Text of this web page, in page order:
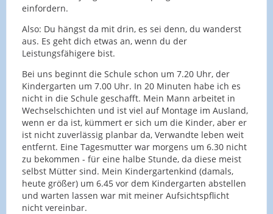
einfordern.
Also: Du hängst da mit drin, es sei denn, du wanderst
aus. Es geht dich etwas an, wenn du der
Leistungsfähigere bist.
Bei uns beginnt die Schule schon um 7.20 Uhr, der
Kindergarten um 7.00 Uhr. In 20 Minuten habe ich es
nicht in die Schule geschafft. Mein Mann arbeitet in
Wechselschichten und ist viel auf Montage im Ausland,
wenn er da ist, kümmert er sich um die Kinder, aber er
ist nicht zuverlässig planbar da, Verwandte leben weit
entfernt. Eine Tagesmutter war morgens um 6.30 nicht
zu bekommen - für eine halbe Stunde, da diese meist
selbst Mütter sind. Mein Kindergartenkind (damals,
heute größer) um 6.45 vor dem Kindergarten abstellen
und warten lassen war mit meiner Aufsichtspflicht
nicht vereinbar.